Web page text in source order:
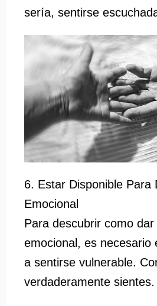
sería, sentirse
6. Estar Disponible Para
Emocional
Para descubrir como dar
emocional, es necesario
a sentirse vulnerable.
verdaderamente sientes.